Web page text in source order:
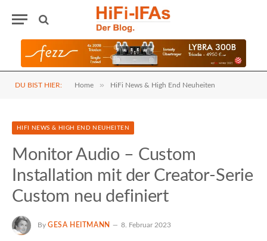
DU BIST HIER: Home » HiFi News & High End Neuheiten
HIFI NEWS & HIGH END NEUHEITEN
Monitor Audio – Custom
Installation mit der Creator-Serie
Custom neu definiert
By GESA HEITMANN 8. Februar 2023